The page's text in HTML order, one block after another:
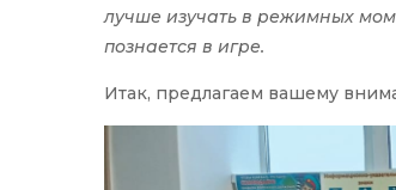
лучше изучать в режимных
познается в игре.
Итак, предлагаем вашему